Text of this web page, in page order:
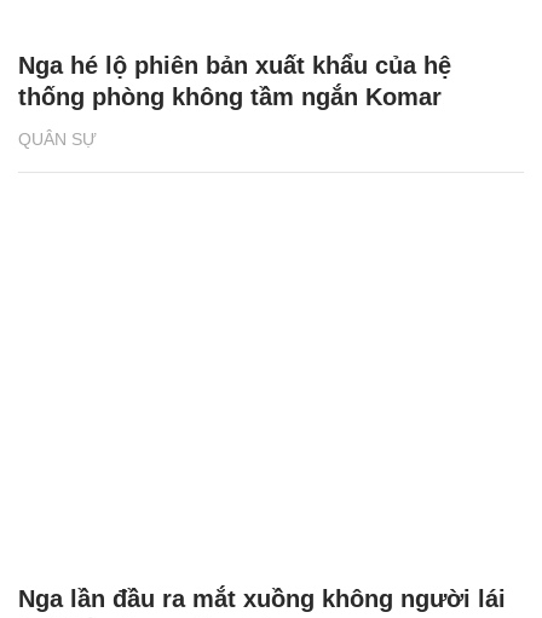
QUÂN SỰ
Nga hé lộ phiên bản xuất khẩu của hệ
thống phòng không tầm ngắn Komar
Nga lần đầu ra mắt xuồng không người lái